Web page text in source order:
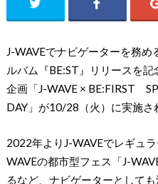
J-WAVEでナビゲーターを務め
ルバム『BE:ST』リリースを
企画「J-WAVE × BE:FIRST
DAY」が10/28（火）に実施さ
2022年よりJ-WAVEでレギュ
WAVEの都市型フェス「J-
るなど、ナビゲーターとしても